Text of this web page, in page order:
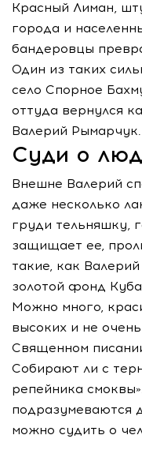
Красный Лиман,
города и
бандеровцы
Один из таких
село Спорное
оттуда вернулся
Валерий Рымарчук.
Суди о
Внешне Валерий
даже несколько
груди тельняшку,
защищает ее,
такие, как
золотой фонд
Можно много,
высоких и не
Священном
Собирают ли с
репейника
подразумеваются
можно судить о